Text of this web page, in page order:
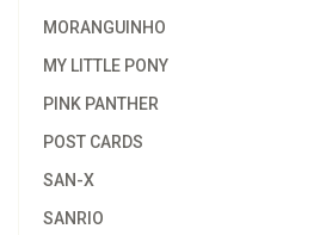
MORANGUINHO
MY LITTLE PONY
PINK PANTHER
POST CARDS
SAN-X
SANRIO